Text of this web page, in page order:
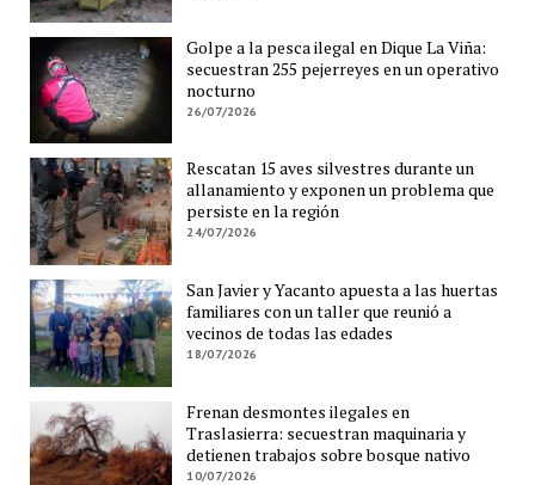
Golpe a la pesca ilegal en Dique La Viña:
secuestran 255 pejerreyes en un operativo
nocturno
26/07/2026
Rescatan 15 aves silvestres durante un
allanamiento y exponen un problema que
persiste en la región
24/07/2026
San Javier y Yacanto apuesta a las huertas
familiares con un taller que reunió a
vecinos de todas las edades
18/07/2026
Frenan desmontes ilegales en
Traslasierra: secuestran maquinaria y
detienen trabajos sobre bosque nativo
10/07/2026